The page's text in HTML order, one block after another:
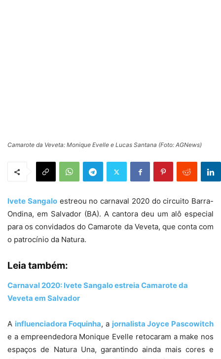
Camarote da Veveta: Monique Evelle e Lucas Santana (Foto: AGNews)
Ivete Sangaloestreou no carnaval 2020 do circuito Barra-
Ondina, em Salvador (BA). A cantora deu um alô especial
para os convidados do Camarote da Veveta, que conta com
o patrocínio da Natura.
Leia também:
Carnaval 2020: Ivete Sangalo estreia Camarote da
Veveta em Salvador
A influenciadora Foquinha, a jornalista Joyce Pascowitch
e a empreendedora Monique Evelle retocaram a make nos
espaços de Natura Una, garantindo ainda mais cores e